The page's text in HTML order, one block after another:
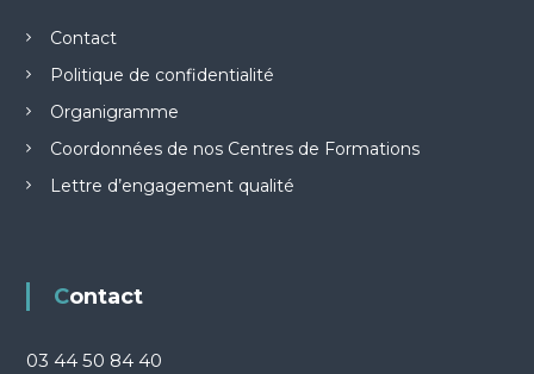
Contact
Politique de confidentialité
Organigramme
Coordonnées de nos Centres de Formations
Lettre d’engagement qualité
Contact
03 44 50 84 40